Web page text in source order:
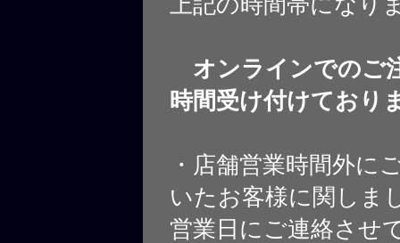
オンラインでのご
時間受け付けており
・店舗営業時間外に
いたお客様に関しま
営業日にご連絡させ